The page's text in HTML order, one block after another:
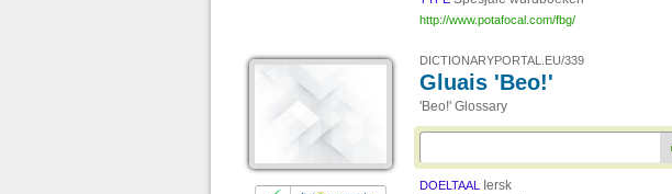
http://www.potafocal.com/fbg/
DICTIONARYPORTAL.EU/339
Gluais 'Beo!'
'Beo!' Glossary
DOELTAAL Iersk